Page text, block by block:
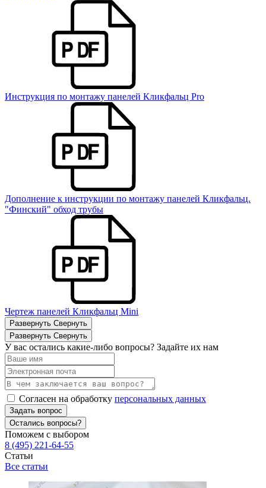
Инструкция по монтажу панелей Кликфальц Pro
Дополнение к инструкции по монтажу панелей Кликфальц.
"Финский" обход трубы
Чертеж панелей Кликфальц Mini
Развернуть Свернуть
Развернуть Свернуть
У вас остались какие-либо вопросы? Задайте их нам
Согласен на обработку персональных данных
Задать вопрос
Остались вопросы?
Поможем с выбором
8 (495) 221-64-55
Статьи
Все статьи